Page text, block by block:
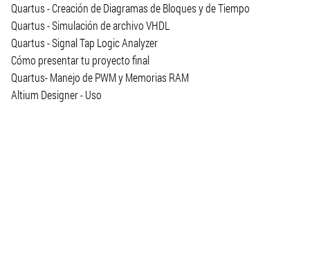
Quartus - Creación de Diagramas de Bloques y de Tiempo
Quartus - Simulación de archivo VHDL
Quartus - Signal Tap Logic Analyzer
Cómo presentar tu proyecto final
Quartus- Manejo de PWM y Memorias RAM
Altium Designer - Uso